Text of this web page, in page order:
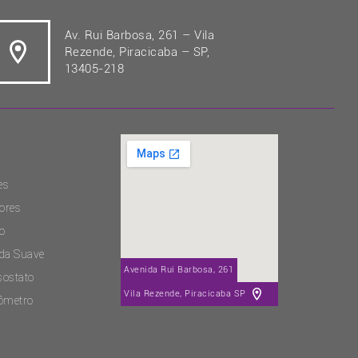
Av. Rui Barbosa, 261 – Vila
Rezende, Piracicaba – SP,
13405-218
Suave
Avenida Rui Barbosa, 261
Vila Rezende, Piracicaba SP